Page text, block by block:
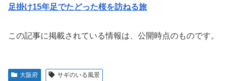
足掛け15年足でたどった桜を訪ねる旅
この記事に掲載されている情報は、公開時点のものです。
大阪府 サギのいる風景